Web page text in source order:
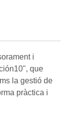
i
que
la gestió de
pràctica i